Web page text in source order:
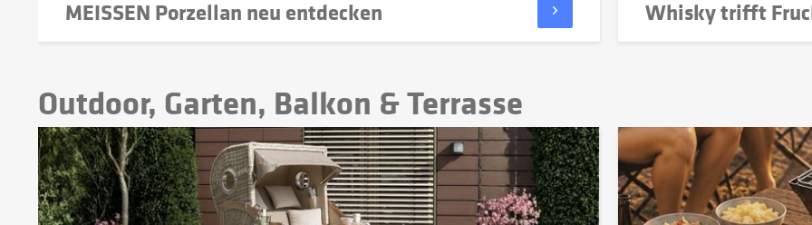
MEISSEN Porzellan neu entdecken Whisky trifft
Outdoor, Garten, Balkon & Terrasse